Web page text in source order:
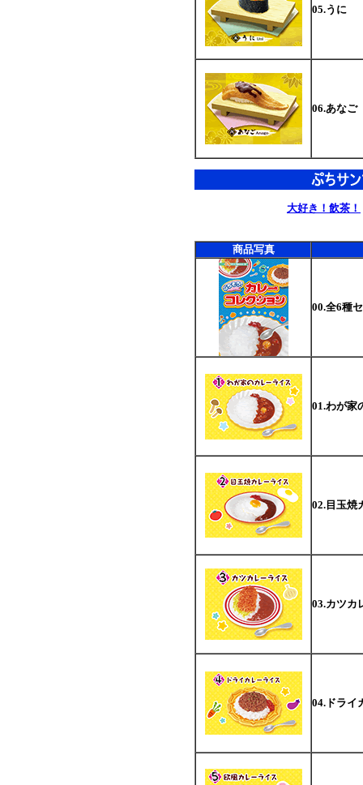
05.うに
06.あなご
大好き！飲茶！
商品写真
00.全6種
01.わが家
02.目玉焼
03.カツカ
04.ドライ